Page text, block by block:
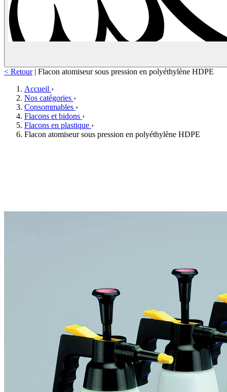
< Retour | Flacon atomiseur sous pression en polyéthylène HDPE
Accueil ›
Nos catégories ›
Consommables ›
Flacons et bidons ›
Flacons en plastique ›
Flacon atomiseur sous pression en polyéthylène HDPE